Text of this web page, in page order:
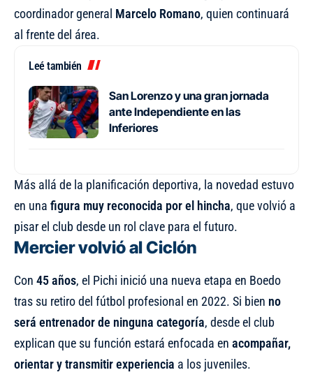
coordinador general Marcelo Romano, quien continuará
al frente del área.
Leé también
San Lorenzo y una gran jornada
ante Independiente en las
Inferiores
Más allá de la planificación deportiva, la novedad estuvo
en una figura muy reconocida por el hincha, que volvió a
pisar el club desde un rol clave para el futuro.
Mercier volvió al Ciclón
Con 45 años, el Pichi inició una nueva etapa en Boedo
tras su retiro del fútbol profesional en 2022. Si bien no
será entrenador de ninguna categoría, desde el club
explican que su función estará enfocada en acompañar,
orientar y transmitir experiencia a los juveniles.